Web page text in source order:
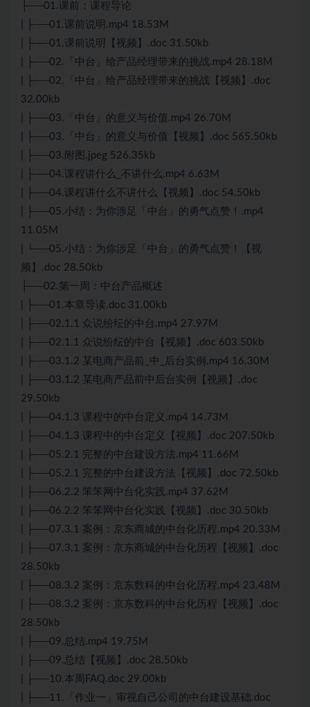
├──01.课前：课程导论
| ├──01.课前说明.mp4 18.53M
| ├──01.课前说明【视频】.doc 31.50kb
| ├──02.「中台」给产品经理带来的挑战.mp4 28.18M
| ├──02.「中台」给产品经理带来的挑战【视频】.doc
32.00kb
| ├──03.「中台」的意义与价值.mp4 26.70M
| ├──03.「中台」的意义与价值【视频】.doc 565.50kb
| ├──03.附图.jpeg 526.35kb
| ├──04.课程讲什么_不讲什么.mp4 6.63M
| ├──04.课程讲什么不讲什么【视频】.doc 54.50kb
| ├──05.小结：为你涉足「中台」的勇气点赞！.mp4
11.05M
| └──05.小结：为你涉足「中台」的勇气点赞！【视
频】.doc 28.50kb
├──02.第一周：中台产品概述
| ├──01.本章导读.doc 31.00kb
| ├──02.1.1 众说纷纭的中台.mp4 27.97M
| ├──02.1.1 众说纷纭的中台【视频】.doc 603.50kb
| ├──03.1.2 某电商产品前_中_后台实例.mp4 16.30M
| ├──03.1.2 某电商产品前中后台实例【视频】.doc
29.50kb
| ├──04.1.3 课程中的中台定义.mp4 14.73M
| ├──04.1.3 课程中的中台定义【视频】.doc 207.50kb
| ├──05.2.1 完整的中台建设方法.mp4 11.66M
| ├──05.2.1 完整的中台建设方法【视频】.doc 72.50kb
| ├──06.2.2 笨笨网中台化实践.mp4 37.62M
| ├──06.2.2 笨笨网中台化实践【视频】.doc 30.50kb
| ├──07.3.1 案例：京东商城的中台化历程.mp4 20.33M
| ├──07.3.1 案例：京东商城的中台化历程【视频】.doc
28.50kb
| ├──08.3.2 案例：京东数科的中台化历程.mp4 23.48M
| ├──08.3.2 案例：京东数科的中台化历程【视频】.doc
28.50kb
| ├──09.总结.mp4 19.75M
| ├──09.总结【视频】.doc 28.50kb
| ├──10.本周FAQ.doc 29.00kb
| ├──11.「作业一」审视自己公司的中台建设基础.doc